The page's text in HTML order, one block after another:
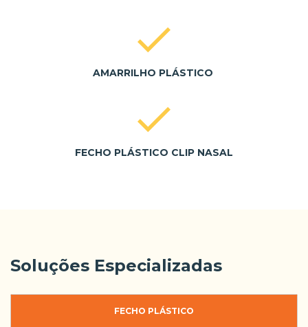
AMARRILHO PLÁSTICO
FECHO PLÁSTICO CLIP NASAL
Soluções Especializadas
FECHO PLÁSTICO